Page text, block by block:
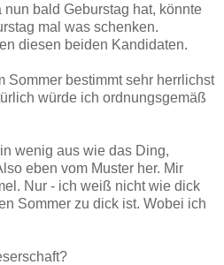
bald Geburstag hat, könnte
mal was schenken.
diesen beiden Kandidaten.
Sommer bestimmt sehr herrlichst
würde ich ordnungsgemäß
wenig aus wie das Ding,
eben vom Muster her. Mir
Nur - ich weiß nicht wie dick
Sommer zu dick ist. Wobei ich